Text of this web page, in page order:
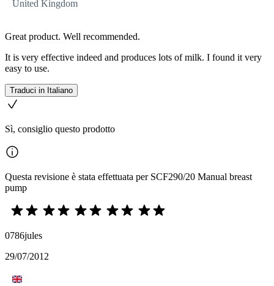
United Kingdom
Great product. Well recommended.
It is very effective indeed and produces lots of milk. I found it very
easy to use.
Traduci in Italiano
Sì, consiglio questo prodotto
Questa revisione è stata effettuata per SCF290/20 Manual breast
pump
0786jules
29/07/2012